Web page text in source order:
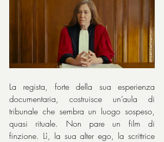
La regista, forte della sua esperienza
documentaria, costruisce un’aula di
tribunale che sembra un luogo sospeso,
quasi rituale. Non pare un film di